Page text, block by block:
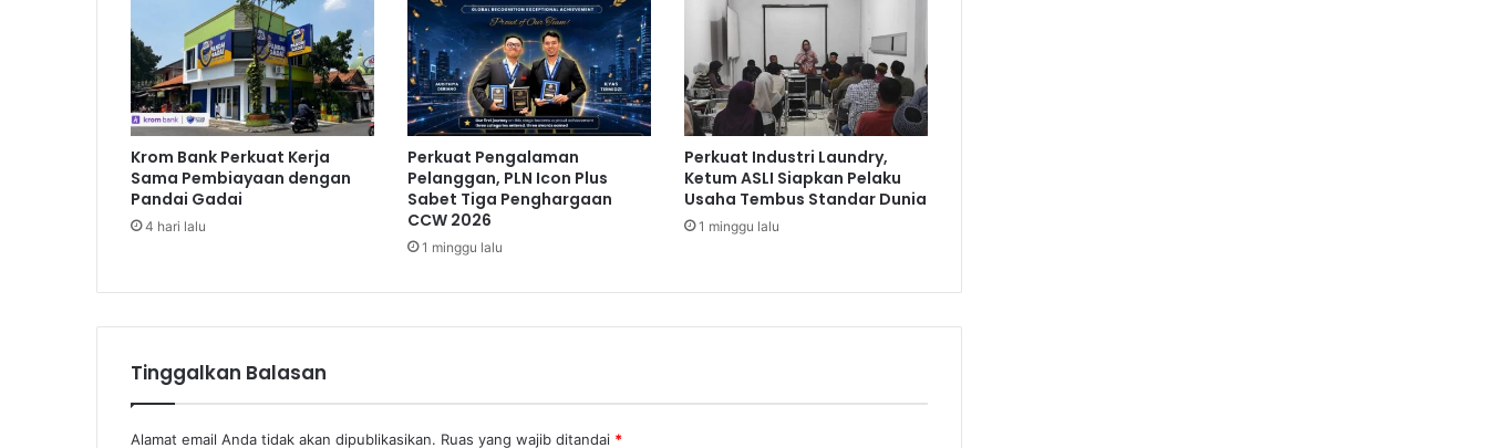
n
k
e
u
:
S
u
b
s
H
r
D
J
K
M
i
n
t
a
P
e
k
o
Krom Bank Perkuat Kerja
Sama Pembiayaan dengan
Pandai Gadai
4 hari lalu
Perkuat Pengalaman
Pelanggan, PLN Icon Plus
Sabet Tiga Penghargaan
CCW 2026
1 minggu lalu
Perkuat Industri Laundry,
Ketum ASLI Siapkan Pelaku
Usaha Tembus Standar Dunia
1 minggu lalu
Tinggalkan Balasan
Alamat email Anda tidak akan dipublikasikan. Ruas yang wajib ditandai *